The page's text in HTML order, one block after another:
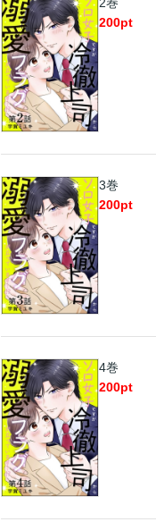
200pt
3巻
200pt
4巻
200pt